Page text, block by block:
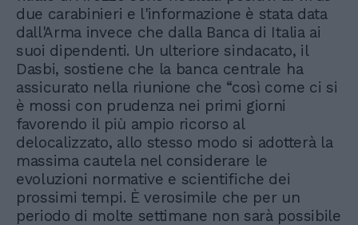
due carabinieri e l'informazione è stata data
dall'Arma invece che dalla Banca di Italia ai
suoi dipendenti. Un ulteriore sindacato, il
Dasbi, sostiene che la banca centrale ha
assicurato nella riunione che “così come ci si
è mossi con prudenza nei primi giorni
favorendo il più ampio ricorso al
delocalizzato, allo stesso modo si adotterà la
massima cautela nel considerare le
evoluzioni normative e scientifiche dei
prossimi tempi. È verosimile che per un
periodo di molte settimane non sarà possibile